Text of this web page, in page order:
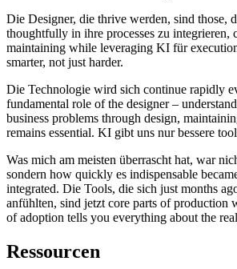
Die Designer, die thrive werden, sind those,
thoughtfully in ihre processes zu integrieren,
maintaining while leveraging KI für
smarter, not just harder.
Die Technologie wird sich continue rapidly
fundamental role of the designer –
business problems through design,
remains essential. KI gibt uns nur bessere
Was mich am meisten überrascht hat, war
sondern how quickly es indispensable
integrated. Die Tools, die sich just months
anfühlten, sind jetzt core parts of production
of adoption tells you everything about the
Ressourcen